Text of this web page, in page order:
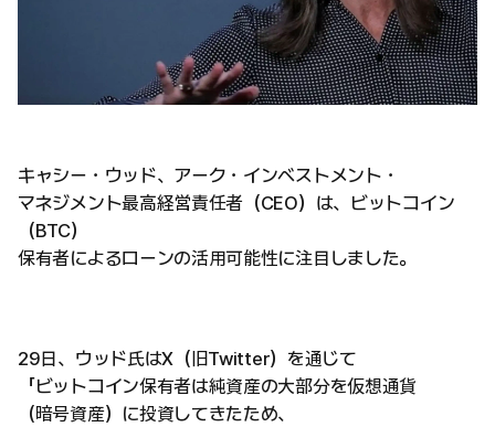
キャシー・ウッド、アーク・インベストメント・
マネジメント最高経営責任者（CEO）は、ビットコイン
（BTC）
保有者によるローンの活用可能性に注目しました。
29日、ウッド氏はX（旧Twitter）を通じて
「ビットコイン保有者は純資産の大部分を仮想通貨
（暗号資産）に投資してきたため、